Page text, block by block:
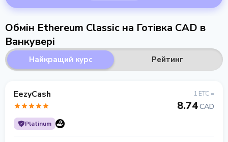
Обмін Ethereum Classic на Готівка CAD в
Ванкувері
Найкращий курс Рейтинг
EezyCash
Platinum
1 ETC =
8.74CAD